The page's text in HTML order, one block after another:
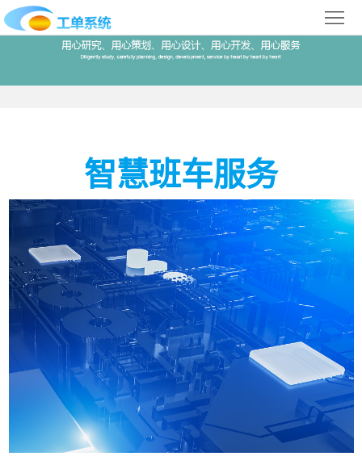
首
作
百
下
于
们
行
导
航
智慧班车服务